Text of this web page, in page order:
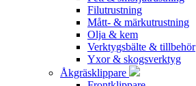
Filutrustning
Mått- & märkutrustning
Olja & kem
Verktygsbälte & tillbehör
Yxor & skogsverktyg
Åkgräsklippare